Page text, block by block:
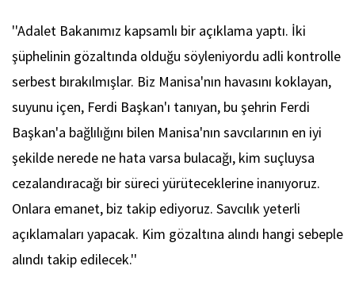
''Adalet Bakanımız kapsamlı bir açıklama yaptı. İki
şüphelinin gözaltında olduğu söyleniyordu adli kontrolle
serbest bırakılmışlar. Biz Manisa'nın havasını koklayan,
suyunu içen, Ferdi Başkan'ı tanıyan, bu şehrin Ferdi
Başkan'a bağlılığını bilen Manisa'nın savcılarının en iyi
şekilde nerede ne hata varsa bulacağı, kim suçluysa
cezalandıracağı bir süreci yürüteceklerine inanıyoruz.
Onlara emanet, biz takip ediyoruz. Savcılık yeterli
açıklamaları yapacak. Kim gözaltına alındı hangi sebeple
alındı takip edilecek.''